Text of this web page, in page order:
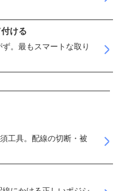
ける
。最もスマートな取り
工具。配線の切断・被